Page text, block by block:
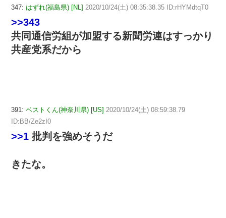
347: はずれ(福島県) [NL] 2020/10/24(土) 08:35:38.35 ID:rHYMdtqT0
>>343
共同通信労組が加盟する新聞労連はすっかり
共産党系だから
391: ベストくん(神奈川県) [US] 2020/10/24(土) 08:59:38.79
ID:BB/Ze2zI0
>>1 批判を強めそうだ
きたな。